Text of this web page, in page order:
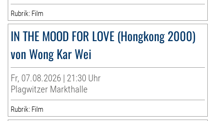
Rubrik: Film
IN THE MOOD FOR LOVE (Hongkong 2000)
von Wong Kar Wei
Fr, 07.08.2026 | 21:30 Uhr
Plagwitzer Markthalle
Rubrik: Film